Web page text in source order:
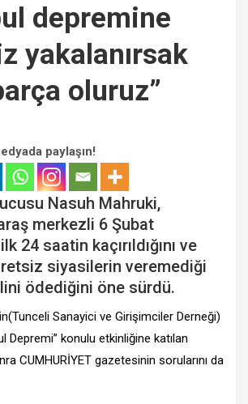
depremine
yakalanırsak
oluruz”
paylaşın!
Nasuh Mahruki,
merkezli 6 Şubat
24 saatin kaçırıldığını ve
siyasilerin veremediği
ödediğini öne sürdü.
Sanayici ve Girişimciler Derneği)
Depremi” konulu etkinliğine katılan
CUMHURİYET gazetesinin sorularını da